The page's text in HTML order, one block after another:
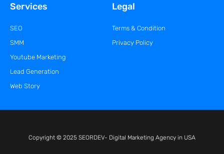
Services
SEO
SMM
Youtube Marketing
Lead Generation
Web Story
Legal
Terms & Condition
Privacy Policy
Copyright © 2025 SEORDEV- Digital Marketing Agency in USA